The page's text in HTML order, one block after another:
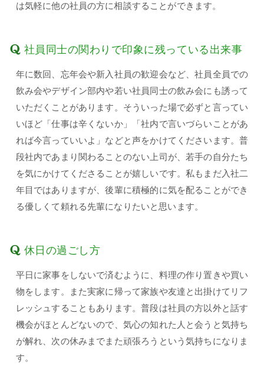
は気軽に他の社員の方に相談することができます。
社員同士の関わりで印象に残っている出来事
年に数回、忘年会や新入社員の歓迎会など、社員全員での
飲み会やデザイン部内や若い社員同士の飲み会にも誘って
いただくことがあります。そういった場で必ずと言ってい
いほど「仕事は辛くないか」「社内で言いづらいことがあ
れば今言っていいよ」などと声をかけてくださいます。普
段社内であまり関わることのない上司が、若手の自分たち
を気にかけてくださることが嬉しいです。私もまだ入社二
年目ではありますが、後輩に積極的に気を配ることができ
る優しくて頼れる先輩になりたいと思います。
休日の過ごし方
平日に家事をしないで済むように、料理の作り置きや買い
物をします。また実家に帰って家族や友達と出掛けてリフ
レッシュすることもあります。普段は社員の方以外と話す
機会がほとんどないので、気心の知れた人と会うと気持ち
が解れ、次の休みまでまた頑張ろうという気持ちになりま
す。